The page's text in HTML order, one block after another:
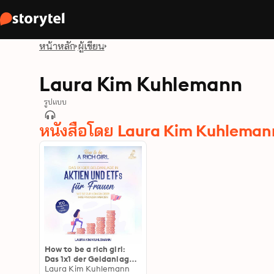
หน้าหลัก ผู้เขียน
Laura Kim Kuhlemann
รูปแบบ
หนังสือโดย Laura Kim
How to be a rich girl:
Das 1x1 der Geldanlage
in Aktien und ETFs für
Laura Kim Kuhlemann